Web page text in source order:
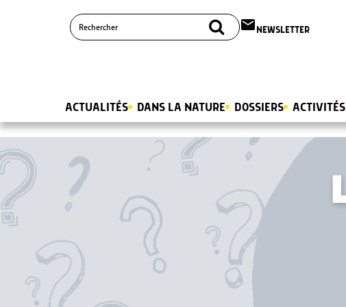
email NEWSLETTER
ACTUALITÉS DANS LA NATURE DOSSIERS ACTIVITÉS